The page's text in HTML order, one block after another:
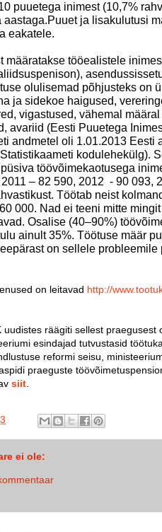
puuetega inimest (10,7%
aastaga.Puuet ja lisakulutusi
eakatele.
määratakse tööealistele
olulisemad põhjusteks on
ja sidekoe haigused,
vigastused, vähemal
avariid (Eesti Puuetega
andmetel oli 1.01.2013 Eesti
Statistikaameti kodulehekülg). S
töövõimekaotusega
– 82 590, 2012 - 90 093,
Töötab neist
000. Nad ei teeni mitte
Osalise (40–90%)
ainult 35%. Töötuse määr p
on sellele probleemile
on leitavad http://
uudistes räägiti sellest praegusest
esindajad tutvustasid
reformi seisu,
praeguste
siit
ei ole: